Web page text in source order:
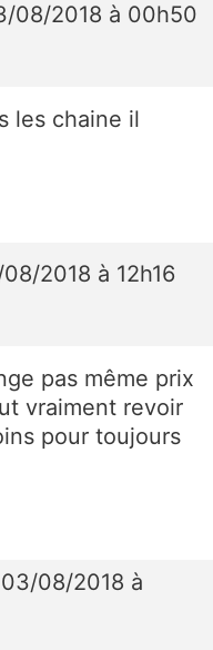
08/2018 à 00h50
les chaine il
2018 à 12h16
pas même prix
vraiment revoir
pour toujours
08/2018 à